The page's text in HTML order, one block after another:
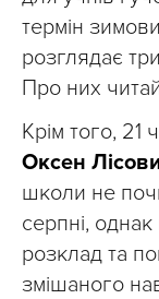
термін
розглядає
Про них
Крім того, 21
Оксен
школи не
серпні,
розклад та
змішаного